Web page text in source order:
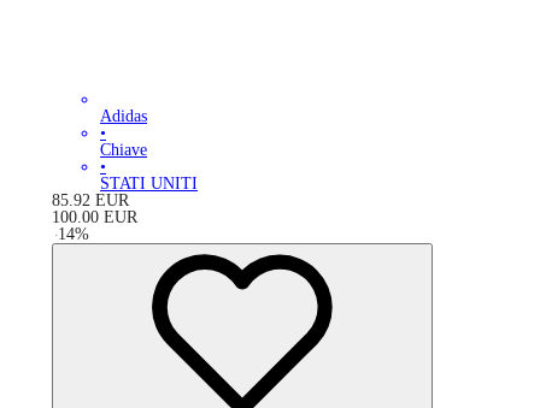
Adidas
•
Chiave
•
STATI UNITI
85.92 EUR
100.00 EUR
-14%